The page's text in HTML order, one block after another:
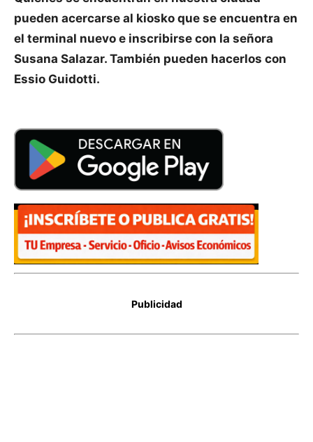
pueden acercarse al kiosko que se encuentra en
el terminal nuevo e inscribirse con la señora
Susana Salazar. También pueden hacerlos con
Essio Guidotti.
Publicidad